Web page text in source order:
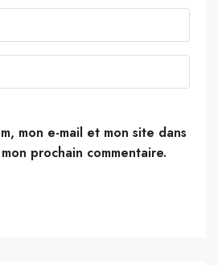
mon e-mail et mon site dans
prochain commentaire.